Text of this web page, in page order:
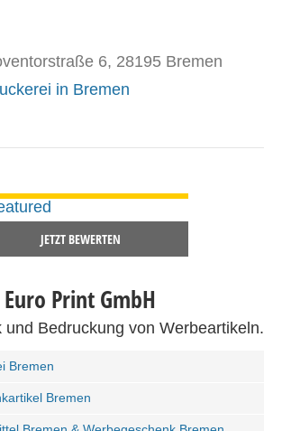
6, 28195 Bremen
in Bremen
JETZT BEWERTEN
Euro Print GmbH
und Bedruckung von Werbeartikeln.
Bremen
Bremen